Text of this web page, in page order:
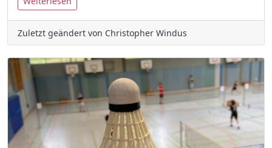
Zuletzt geändert von Christopher Windus